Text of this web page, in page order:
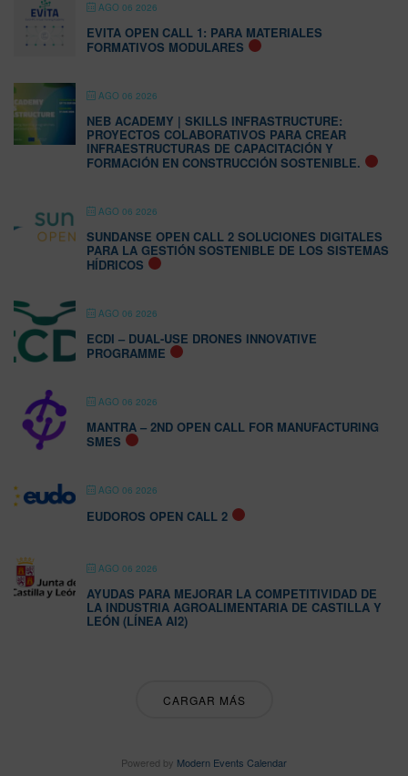
AGO 06 2026
EVITA OPEN CALL 1: PARA MATERIALES
FORMATIVOS MODULARES
AGO 06 2026
NEB ACADEMY | SKILLS INFRASTRUCTURE:
PROYECTOS COLABORATIVOS PARA CREAR
INFRAESTRUCTURAS DE CAPACITACIÓN Y
FORMACIÓN EN CONSTRUCCIÓN SOSTENIBLE.
AGO 06 2026
SUNDANSE OPEN CALL 2 SOLUCIONES DIGITALES
PARA LA GESTIÓN SOSTENIBLE DE LOS SISTEMAS
HÍDRICOS
AGO 06 2026
ECDI – DUAL-USE DRONES INNOVATIVE
PROGRAMME
AGO 06 2026
MANTRA – 2ND OPEN CALL FOR MANUFACTURING
SMES
AGO 06 2026
EUDOROS OPEN CALL 2
AGO 06 2026
AYUDAS PARA MEJORAR LA COMPETITIVIDAD DE
LA INDUSTRIA AGROALIMENTARIA DE CASTILLA Y
LEÓN (LÍNEA AI2)
CARGAR MÁS
Powered by Modern Events Calendar